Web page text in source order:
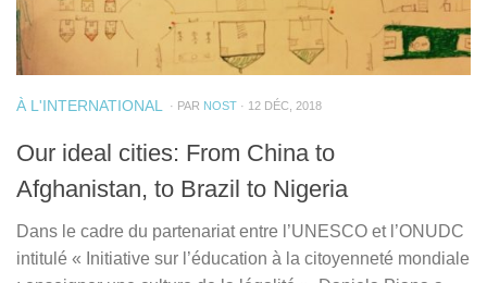
À L'INTERNATIONAL · PAR NOST · 12 DÉC, 2018
Our ideal cities: From China to
Afghanistan, to Brazil to Nigeria
Dans le cadre du partenariat entre l’UNESCO et l’ONUDC
intitulé « Initiative sur l’éducation à la citoyenneté mondiale